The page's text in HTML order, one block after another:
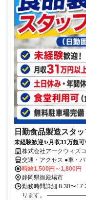
日勤食品製造スタッ
未経験歓迎✨月収31万超
株式会社アークウィズ
交通・アクセス ●車・
駅」より車で10分
時給1,500円～1,800円
静岡県御殿場市
勤務時間詳細 8:30〜
ります。